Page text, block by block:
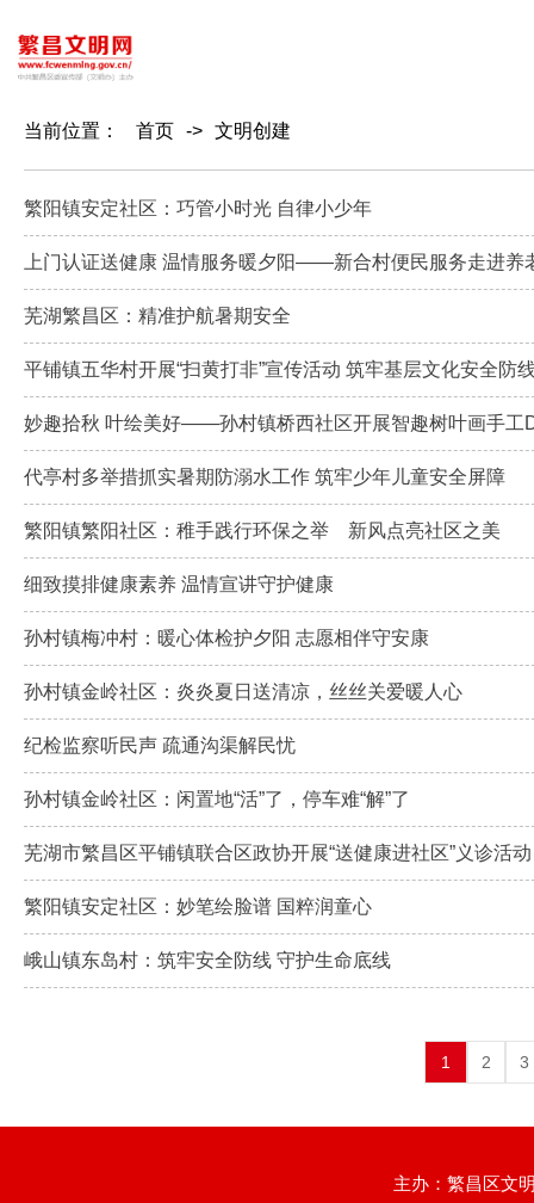
当前位置： 首页 -> 文明创建
繁阳镇安定社区：巧管小时光 自律小少年
上门认证送健康 温情服务暖夕阳——新合村便民服务走进养
芜湖繁昌区：精准护航暑期安全
平铺镇五华村开展“扫黄打非”宣传活动 筑牢基层文化安全防
妙趣拾秋 叶绘美好——孙村镇桥西社区开展智趣树叶画手工
代亭村多举措抓实暑期防溺水工作 筑牢少年儿童安全屏障
繁阳镇繁阳社区：稚手践行环保之举 新风点亮社区之美
细致摸排健康素养 温情宣讲守护健康
孙村镇梅冲村：暖心体检护夕阳 志愿相伴守安康
孙村镇金岭社区：炎炎夏日送清凉，丝丝关爱暖人心
纪检监察听民声 疏通沟渠解民忧
孙村镇金岭社区：闲置地“活”了，停车难“解”了
芜湖市繁昌区平铺镇联合区政协开展“送健康进社区”义诊活动
繁阳镇安定社区：妙笔绘脸谱 国粹润童心
峨山镇东岛村：筑牢安全防线 守护生命底线
1 2 3
主办：繁昌区文